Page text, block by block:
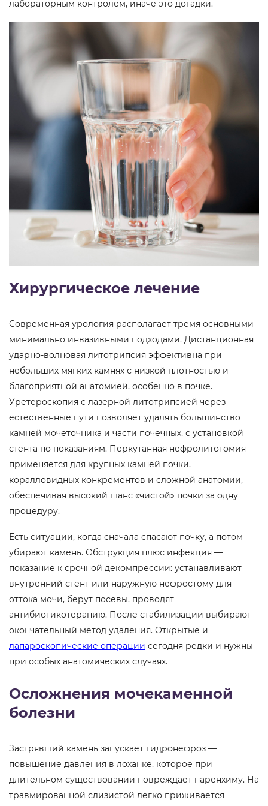
лабораторным контролем, иначе это догадки.
Хирургическое лечение
Современная урология располагает тремя основными
минимально инвазивными подходами. Дистанционная
ударно-волновая литотрипсия эффективна при
небольших мягких камнях с низкой плотностью и
благоприятной анатомией, особенно в почке.
Уретероскопия с лазерной литотрипсией через
естественные пути позволяет удалять большинство
камней мочеточника и части почечных, с установкой
стента по показаниям. Перкутанная нефролитотомия
применяется для крупных камней почки,
коралловидных конкрементов и сложной анатомии,
обеспечивая высокий шанс «чистой» почки за одну
процедуру.
Есть ситуации, когда сначала спасают почку, а потом
убирают камень. Обструкция плюс инфекция —
показание к срочной декомпрессии: устанавливают
внутренний стент или наружную нефростому для
оттока мочи, берут посевы, проводят
антибиотикотерапию. После стабилизации выбирают
окончательный метод удаления. Открытые и
лапароскопические операции сегодня редки и нужны
при особых анатомических случаях.
Осложнения мочекаменной
болезни
Застрявший камень запускает гидронефроз —
повышение давления в лоханке, которое при
длительном существовании повреждает паренхиму. На
травмированной слизистой легко приживается